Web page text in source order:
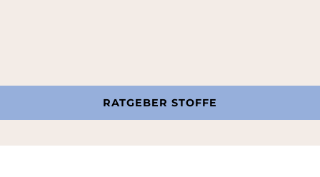
RATGEBER STOFFE